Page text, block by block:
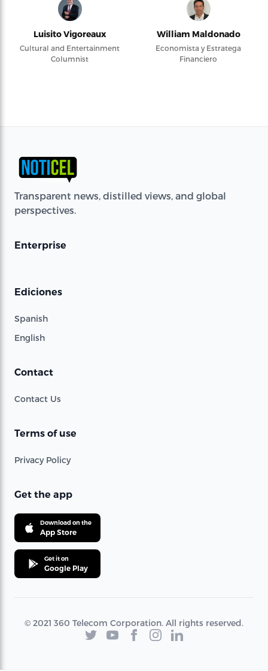
Luisito Vigoreaux
Cultural and Entertainment
Columnist
William Maldonado
Economista y Estratega
Financiero
Transparent news, distilled views, and global
perspectives.
Enterprise
Ediciones
Spanish
English
Contact
Contact Us
Terms of use
Privacy Policy
Get the app
Download on the
App Store
Get it on
Google Play
© 2021 360 Telecom Corporation. All rights reserved.